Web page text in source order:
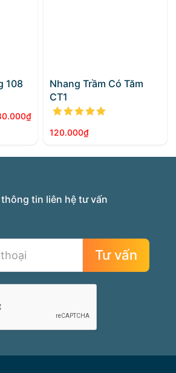
108
₫
Nhang Trầm Có Tăm
CT1
120.000₫
tin liên hệ tư vấn